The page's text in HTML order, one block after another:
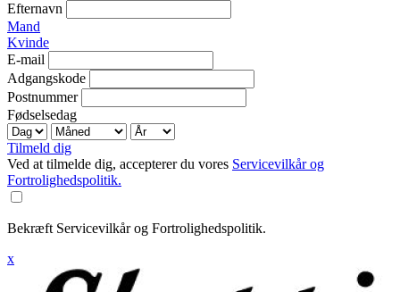
Efternavn
Mand
Kvinde
E-mail
Adgangskode
Postnummer
Fødselsedag
Tilmeld dig
Ved at tilmelde dig, accepterer du vores Servicevilkår og
Fortrolighedspolitik.
Bekræft Servicevilkår og Fortrolighedspolitik.
x